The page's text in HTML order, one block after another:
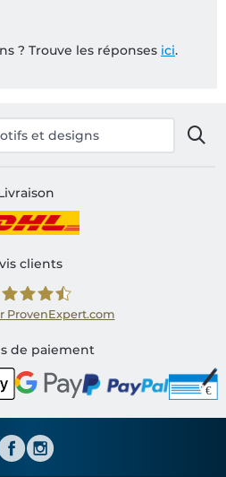
? Trouve les réponses ici.
clients
FR
ProvenExpert.com
de paiement